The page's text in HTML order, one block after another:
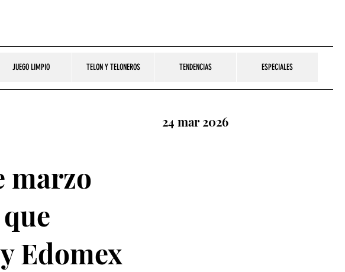
JUEGO LIMPIO TELON Y TELONEROS TENDENCIAS ESPECIALES
24 mar 2026
marzo
Edomex